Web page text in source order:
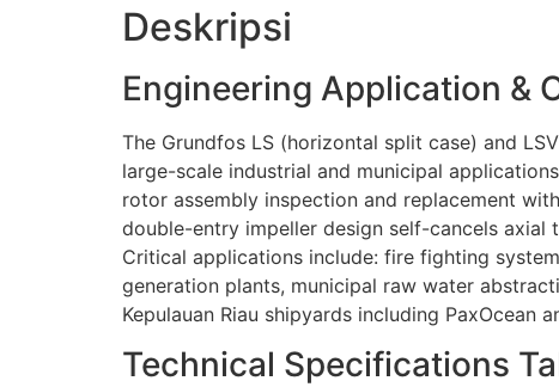
Deskripsi
Engineering Application &
The Grundfos LS (horizontal split case) and
large-scale industrial and municipal
rotor assembly inspection and replacement
double-entry impeller design self-cancels axial
Critical applications include: fire fighting
generation plants, municipal raw water
Kepulauan Riau shipyards including PaxOcean
Technical Specifications